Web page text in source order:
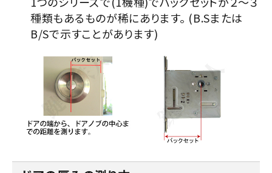
種類もあるものが稀にあります。 (B.Sまたは
B/Sで示すことがあります)